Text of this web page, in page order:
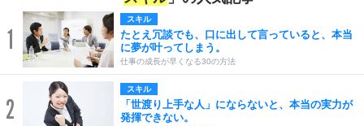
1
スキル
たとえ冗談でも、口に出して言っていると、本当
に夢が叶ってしまう。
仕事の成長が早くなる30の方法
2
スキル
「世渡り上手な人」にならないと、本当の実力が
発揮できない。